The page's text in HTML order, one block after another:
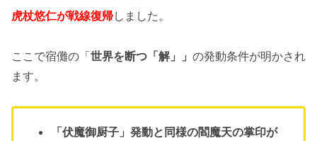
虎杖悠仁が戦線復帰しました。
ここで宿儺の「世界を断つ「解」」 の発動条件が明かされ
ます。
「伏魔御厨子」発動と同様の閻魔天の掌印が